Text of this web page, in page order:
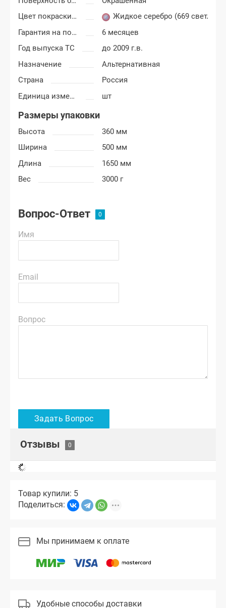
Цвет покраски Шевроле Нива
Жидкое серебро (669 светло-
Гарантия на покраску
6 месяцев
Год выпуска ТС
до 2009 г.в.
Назначение
Альтернативная
Страна
Россия
Единица измерения
шт
Размеры упаковки
Высота
360 мм
Ширина
500 мм
Длина
1650 мм
Вес
3000 г
Вопрос-Ответ
Имя
Email
Вопрос
Отзывы
Товар купили: 5
Поделиться:
Мы принимаем к оплате
Удобные способы доставки